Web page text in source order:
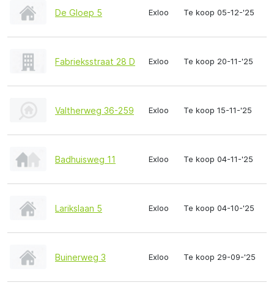
De Gloep 5 Exloo Te koop 05-12-'25
Fabrieksstraat 28 D Exloo Te koop 20-11-'25
Valtherweg 36-259 Exloo Te koop 15-11-'25
Badhuisweg 11 Exloo Te koop 04-11-'25
Larikslaan 5 Exloo Te koop 04-10-'25
Buinerweg 3 Exloo Te koop 29-09-'25